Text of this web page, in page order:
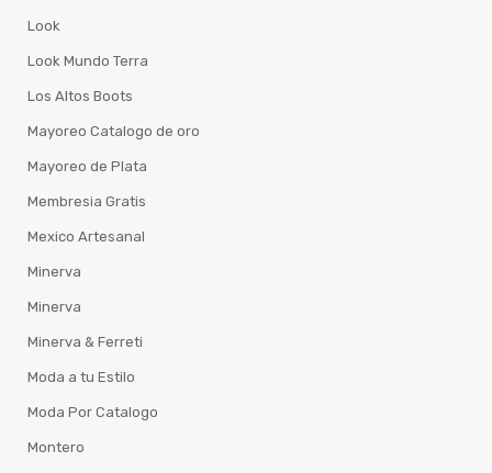
Look
Look Mundo Terra
Los Altos Boots
Mayoreo Catalogo de oro
Mayoreo de Plata
Membresia Gratis
Mexico Artesanal
Minerva
Minerva
Minerva & Ferreti
Moda a tu Estilo
Moda Por Catalogo
Montero